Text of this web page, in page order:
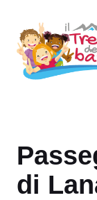
contenuto
di